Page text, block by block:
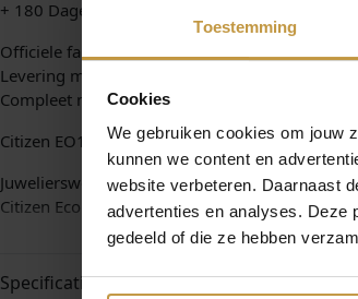
Toestemming
Cookies
We gebruiken cookies om jouw
kunnen we content en
website verbeteren. Daarnaast
advertenties en analyses. Deze
gedeeld of die ze hebben
+ 180 Dagen gangreserve
Officiele fabrieksgarantie 2 jaar
Levering met NL-gebruiksaanwijzing!
Compleet met luxe Citizen Watch-Box
Citizen EO1210-83L
Juwelierswebshop.nl is officieel dealer Citizen
Citizen Eco Drive horloges dames. GRATIS
Specificaties